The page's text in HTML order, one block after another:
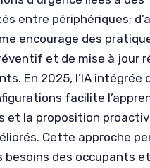
entre périphériques;
encourage des
et de mise à jour
En 2025, l’IA intégrée
facilite
et la proposition
Cette approche
besoins des occupants et